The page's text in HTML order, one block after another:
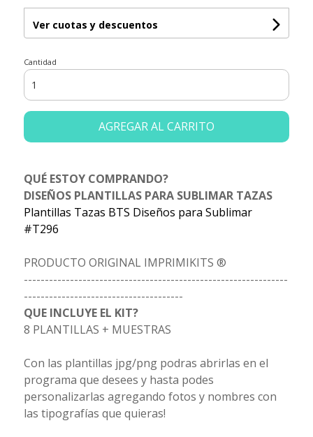
Ver cuotas y descuentos
Cantidad
AGREGAR AL CARRITO
QUÉ ESTOY COMPRANDO?
DISEÑOS PLANTILLAS PARA SUBLIMAR TAZAS
Plantillas Tazas BTS Diseños para Sublimar
#T296
PRODUCTO ORIGINAL IMPRIMIKITS ®
---------------------------------------------------------------
--------------------------------------
QUE INCLUYE EL KIT?
8 PLANTILLAS + MUESTRAS
Con las plantillas jpg/png podras abrirlas en el
programa que desees y hasta podes
personalizarlas agregando fotos y nombres con
las tipografías que quieras!